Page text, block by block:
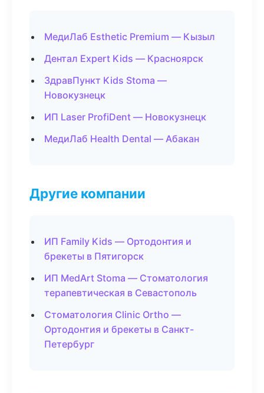
МедиЛаб Esthetic Premium — Кызыл
Дентал Expert Kids — Красноярск
ЗдравПункт Kids Stoma —
Новокузнецк
ИП Laser ProfiDent — Новокузнецк
МедиЛаб Health Dental — Абакан
Другие компании
ИП Family Kids — Ортодонтия и
брекеты в Пятигорск
ИП MedArt Stoma — Стоматология
терапевтическая в Севастополь
Стоматология Clinic Ortho —
Ортодонтия и брекеты в Санкт-
Петербург